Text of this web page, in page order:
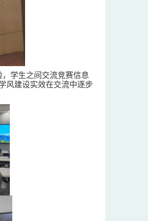
学生之间交流竞赛信息
风建设实效在交流中逐步